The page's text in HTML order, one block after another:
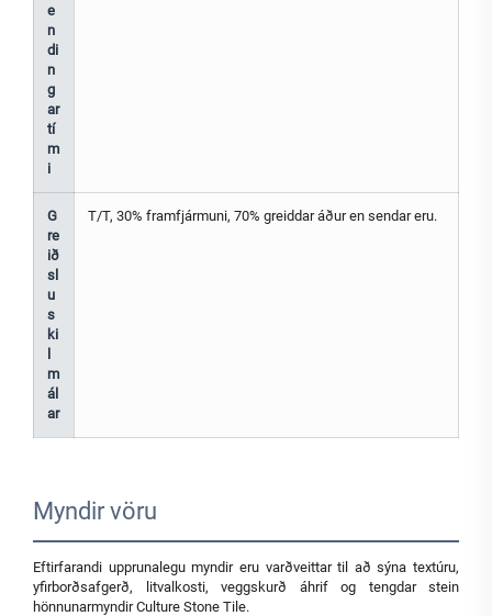
e
n
di
n
g
ar
tí
m
i
G
re
ið
sl
u
s
ki
m
ál
ar
T/T, 30% framfjármuni, 70% greiddar áður en sendar eru.
Myndir vöru
Eftirfarandi upprunalegu myndir eru varðveittar til að sýna textúru,
yfirborðsafgerð, litvalkosti, veggskurð áhrif og tengdar stein
hönnunarmyndir Culture Stone Tile.